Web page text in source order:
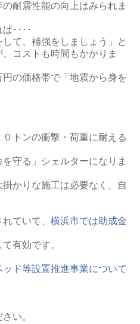
耐震性能の向上はみられま
････
て、補強をしましょう」と
コストも時間もかかりま
の価格帯で「地震から身を
トンの衝撃・荷重に耐える
守る」シェルターになりま
かりな施工は必要なく、自
ていて、 横浜市では助成金
有効です。
ド等設置推進事業について
い。